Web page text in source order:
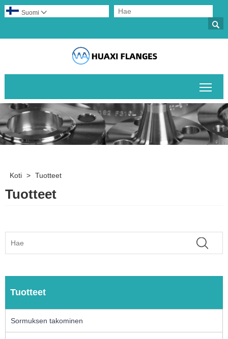

Suomi 
Koti > Tuotteet
Tuotteet
Tuotteet
Sormuksen takominen